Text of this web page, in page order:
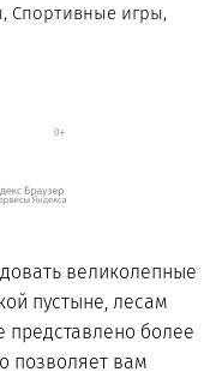
Спортивные игры,
великолепные
пустыне, лесам
более
позволяет вам